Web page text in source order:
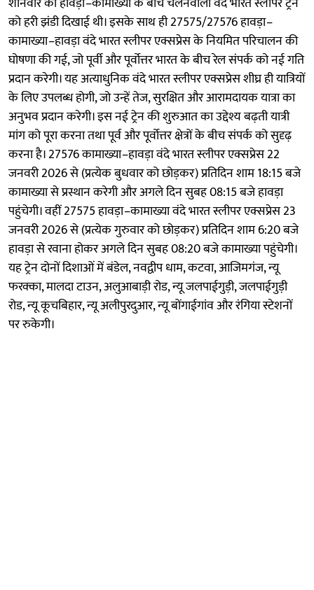
को हरी झंडी दिखाई थी। इसके साथ ही 27575/27576 हावड़ा–
कामाख्या–हावड़ा वंदे भारत स्लीपर एक्सप्रेस के नियमित परिचालन की
घोषणा की गई, जो पूर्वी और पूर्वोत्तर भारत के बीच रेल संपर्क को नई गति
प्रदान करेगी। यह अत्याधुनिक वंदे भारत स्लीपर एक्सप्रेस शीघ्र ही यात्रियों
के लिए उपलब्ध होगी, जो उन्हें तेज, सुरक्षित और आरामदायक यात्रा का
अनुभव प्रदान करेगी। इस नई ट्रेन की शुरुआत का उद्देश्य बढ़ती यात्री
मांग को पूरा करना तथा पूर्व और पूर्वोत्तर क्षेत्रों के बीच संपर्क को सुदृढ़
करना है। 27576 कामाख्या–हावड़ा वंदे भारत स्लीपर एक्सप्रेस 22
जनवरी 2026 से (प्रत्येक बुधवार को छोड़कर) प्रतिदिन शाम 18:15 बजे
कामाख्या से प्रस्थान करेगी और अगले दिन सुबह 08:15 बजे हावड़ा
पहुंचेगी। वहीं 27575 हावड़ा–कामाख्या वंदे भारत स्लीपर एक्सप्रेस 23
जनवरी 2026 से (प्रत्येक गुरुवार को छोड़कर) प्रतिदिन शाम 6:20 बजे
हावड़ा से रवाना होकर अगले दिन सुबह 08:20 बजे कामाख्या पहुंचेगी।
यह ट्रेन दोनों दिशाओं में बंडेल, नवद्वीप धाम, कटवा, आजिमगंज, न्यू
फरक्का, मालदा टाउन, अलुआबाड़ी रोड, न्यू जलपाईगुड़ी, जलपाईगुड़ी
रोड, न्यू कूचबिहार, न्यू अलीपुरदुआर, न्यू बोंगाईगांव और रंगिया स्टेशनों
पर रुकेगी।